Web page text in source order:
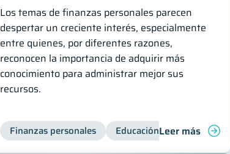
Los temas de finanzas personales parecen
despertar un creciente interés, especialmente
entre quienes, por diferentes razones,
reconocen la importancia de adquirir más
conocimiento para administrar mejor sus
recursos.
Finanzas personales Educación financiera
Leer más